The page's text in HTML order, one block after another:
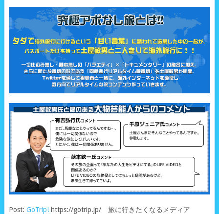
Post: GoTrip!https://gotrip.jp/ 旅に行きたくなるメディア